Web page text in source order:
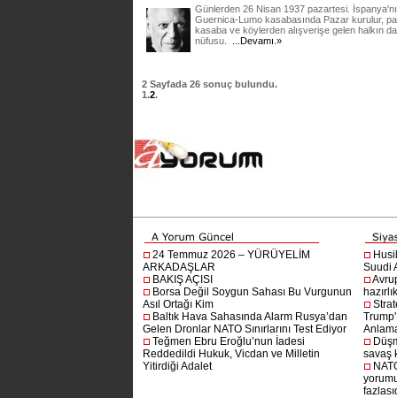
Günlerden 26 Nisan 1937 pazartesi.
Guernica-Lumo kasabasında Pazar kurulur,
kasaba ve köylerden alışverişe gelen halkın
nüfusu.
...Devamı.»
2 Sayfada 26 sonuç bulundu.
1.2.
24 Temmuz 2026 – YÜRÜYELİM
ARKADAŞLAR
BAKIŞ AÇISI
Borsa Değil Soygun Sahası Bu Vurgunun
Asıl Ortağı Kim
Baltık Hava Sahasında Alarm Rusya’dan
Gelen Dronlar NATO Sınırlarını Test Ediyor
Teğmen Ebru Eroğlu’nun İadesi
Reddedildi Hukuk, Vicdan ve Milletin
Yitirdiği Adalet
Suudi
savaş